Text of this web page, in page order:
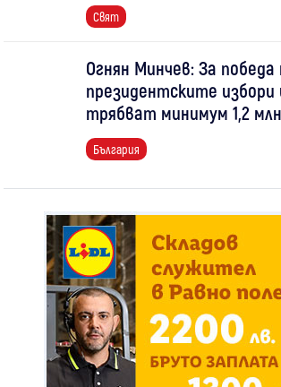
Свят
Огнян Минчев: За победа
президентските
трябват минимум 1,2
България